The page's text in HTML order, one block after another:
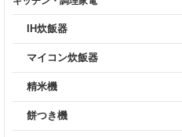
IH炊飯器
マイコン炊飯器
精米機
餅つき機